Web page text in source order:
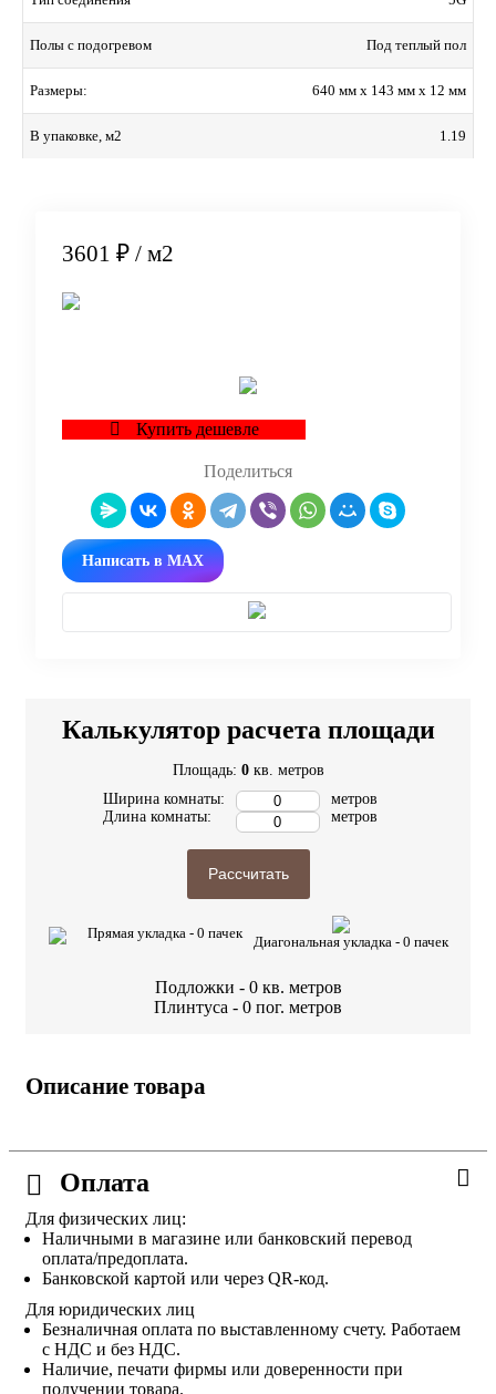
Полы с подогревом Под теплый пол
Размеры: 640 мм x 143 мм x 12 мм
В упаковке, м2 1.19
3601 ₽ / м2
Купить дешевле
Поделиться
Написать в MAX
Калькулятор расчета площади
Площадь: 0 кв. метров
Ширина комнаты:
Длина комнаты:
метров
метров
Рассчитать
Прямая укладка - 0 пачек
Диагональная укладка - 0 пачек
Подложки - 0 кв. метров
Плинтуса - 0 пог. метров
Описание товара
Оплата
Для физических лиц:
Наличными в магазине или банковский перевод
оплата/предоплата.
Банковской картой или через QR-код.
Для юридических лиц
Безналичная оплата по выставленному счету. Работаем
с НДС и без НДС.
Наличие, печати фирмы или доверенности при
получении товара.